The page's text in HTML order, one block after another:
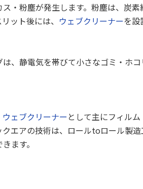
・粉塵が発生します。粉塵は、炭
ット後には、 ウェブクリーナーを設
、静電気を帯びて小さなゴミ・ホ
ウェブクリーナー として主にフィル
エアの技術は、ロールtoロール製
ます。